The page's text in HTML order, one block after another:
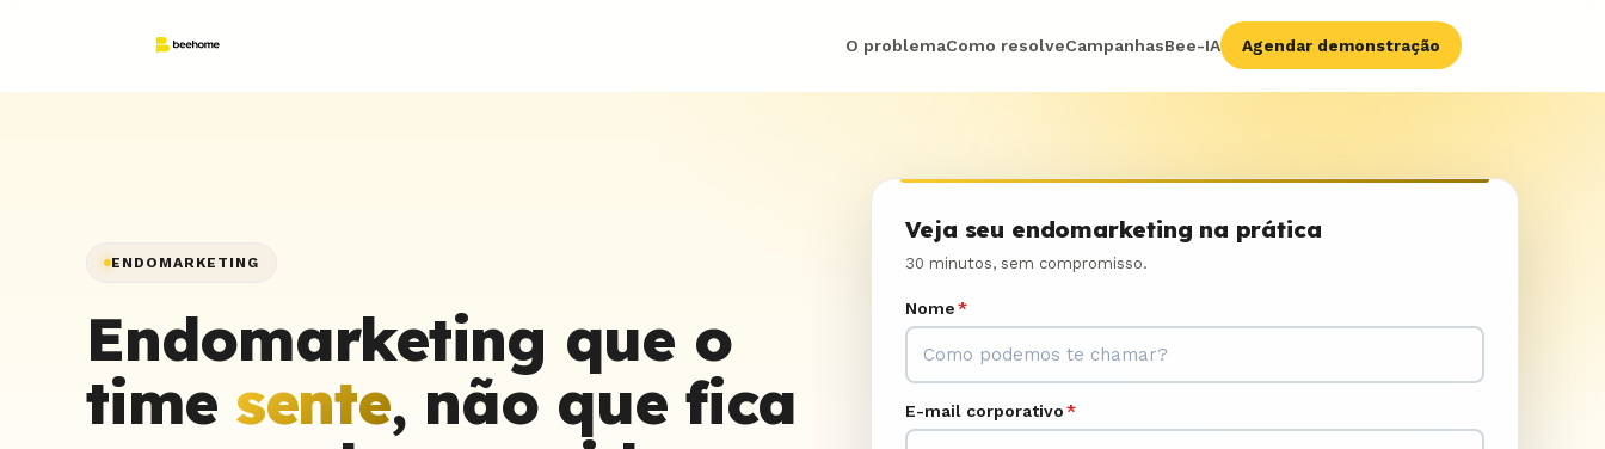
O problemaComo resolveCampanhasBee-IA Agendar demonstração
ENDOMARKETING
Endomarketing que o
time sente, não que fica
Veja seu endomarketing na prática
30 minutos, sem compromisso.
Nome*
E-mail corporativo*